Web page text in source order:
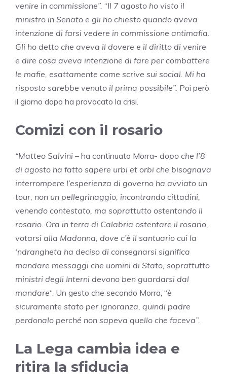
venire in commissione”. “Il 7 agosto ho visto il
ministro in Senato e gli ho chiesto quando aveva
intenzione di farsi vedere in commissione antimafia.
Gli ho detto che aveva il dovere e il diritto di venire
e dire cosa aveva intenzione di fare per combattere
le mafie, esattamente come scrive sui social. Mi ha
risposto sarebbe venuto il prima possibile”. Poi però
il giorno dopo ha provocato la crisi.
Comizi con il rosario
“Matteo Salvini – ha continuato Morra- dopo che l’8
di agosto ha fatto sapere urbi et orbi che bisognava
interrompere l’esperienza di governo ha avviato un
tour, non un pellegrinaggio, incontrando cittadini,
venendo contestato, ma soprattutto ostentando il
rosario. Ora in terra di Calabria ostentare il rosario,
votarsi alla Madonna, dove c’è il santuario cui la
‘ndrangheta ha deciso di consegnarsi significa
mandare messaggi che uomini di Stato, soprattutto
ministri degli Interni devono ben guardarsi dal
mandare“. Un gesto che secondo Morra, “è
sicuramente stato per ignoranza, quindi padre
perdonalo perché non sapeva quello che faceva”.
La Lega cambia idea e
ritira la sfiducia